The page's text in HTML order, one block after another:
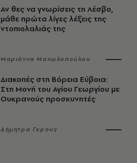
Αν θες να γνωρίσεις τη Λέσβο,
μάθε πρώτα λίγες λέξεις της
ντοπιολαλιάς της
Μαριάννα Μανωλοπούλου
Διακοπές στη Βόρεια Εύβοια:
Στη Μονή του Αγίου Γεωργίου με
Ουκρανούς προσκυνητές
Δήμητρα Γκρους